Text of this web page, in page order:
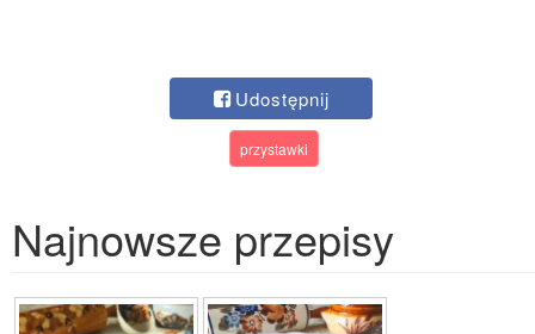
Udostępnij
przystawki
Najnowsze przepisy